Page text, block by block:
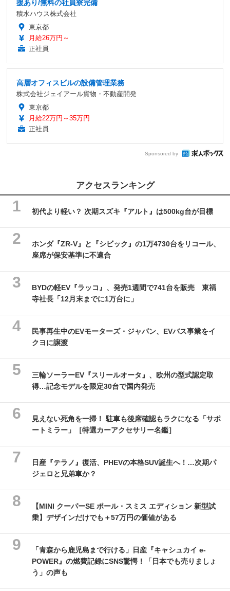
援あり/無料の社員寮完備
積水ハウス株式会社
東京都
月給26万円～
正社員
高層オフィスビルの設備管理業務
株式会社ジェイアール貨物・不動産開発
東京都
月給22万円～35万円
正社員
Sponsored by
アクセスランキング
初代より軽い？ 次期スズキ『アルト』は500kg台が目標
ホンダ『ZR-V』と『シビック』の1万4730台をリコール、
座席が保安基準に不適合
BYDの軽EV『ラッコ』、発売1週間で741台を販売 東福
寺社長「12月末までに1万台に」
民事再生中のEVモーターズ・ジャパン、EVバス事業をイ
クヨに譲渡
三輪ソーラーEV『スリールオータ』、欧州の型式認定取
得…記念モデルを限定30台で国内発売
見えない死角を一掃！ 駐車も後席確認もラクになる「サポ
ートミラー」［特選カーアクセサリー名鑑］
日産『テラノ』復活、PHEVの本格SUV誕生へ！…次期パ
ジェロと兄弟車か？
【MINI クーパーSE ポール・スミス エディション 新型試
乗】デザインだけでも＋57万円の価値がある
「青森から鹿児島まで行ける」日産『キャシュカイ e-
POWER』の燃費記録にSNS驚愕！「日本でも売りましょ
う」の声も